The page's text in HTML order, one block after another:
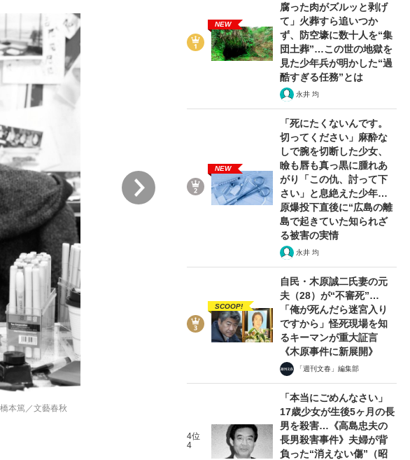
悪者扱いされているのが悲しい」『北の国から』倉本聰氏（91...
本篤／文藝春秋
2/4
NEW
腐った肉がズルッと剥げ
て」火葬すら追いつか
ず、防空壕に数十人を“集
団土葬”…この世の地獄を
見た少年兵が明かした“過
酷すぎる任務”とは
永井 均
NEW
「死にたくないんです。
切ってください」麻酔な
しで腕を切断した少女、
瞼も唇も真っ黒に腫れあ
がり「この仇、討って下
さい」と息絶えた少年…
原爆投下直後に“広島の離
島で起きていた知られざ
る被害の実情
永井 均
SCOOP!
自民・木原誠二氏妻の元
夫（28）が“不審死”…
「俺が死んだら迷宮入り
ですから」怪死現場を知
るキーマンが重大証言
《木原事件に新展開》
「週刊文春」編集部
4位
4
「本当にごめんなさい」
17歳少女が生後5ヶ月の長
男を殺害…《高島忠夫の
長男殺害事件》夫婦が背
負った“消えない傷”（昭